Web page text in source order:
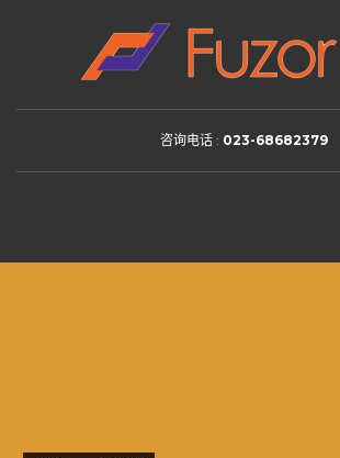
HOW TO SHOP
Login or create new account.
2 Review your order.
FREEshipment
If you still have problems, please let us know,
SHOWROOM HOURS
咨询电话 : 023-68682379